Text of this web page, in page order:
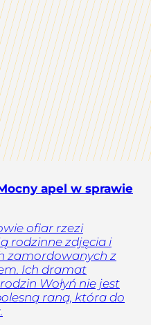
apel w sprawie
ofiar rzezi
rodzinne zdjęcia i
zamordowanych z
Ich dramat
Wołyń nie jest
raną, która do